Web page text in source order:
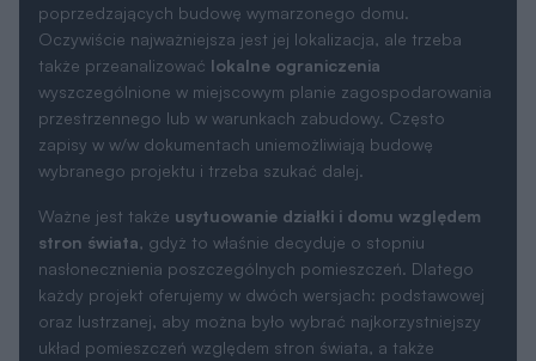
poprzedzających budowę wymarzonego domu.
Oczywiście najważniejsza jest jej lokalizacja, ale trzeba
także przeanalizować lokalne ograniczenia
wyszczególnione w miejscowym planie zagospodarowania
przestrzennego lub w warunkach zabudowy. Często
zapisy w w/w dokumentach uniemożliwiają budowę
wybranego projektu i trzeba szukać dalej.
Ważne jest także usytuowanie działki i domu względem
stron świata, gdyż to właśnie decyduje o stopniu
nasłonecznienia poszczególnych pomieszczeń. Dlatego
każdy projekt oferujemy w dwóch wersjach: podstawowej
oraz lustrzanej, aby można było wybrać najkorzystniejszy
układ pomieszczeń względem stron świata, a także